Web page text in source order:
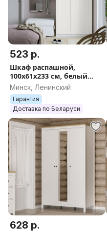
523 р.
Шкаф распашной,
100х61х233 см, белый
[гардероб PAX ПАКС В
ИКЕА]
Минск, Ленинский
Гарантия
Доставка по Беларуси
628 р.